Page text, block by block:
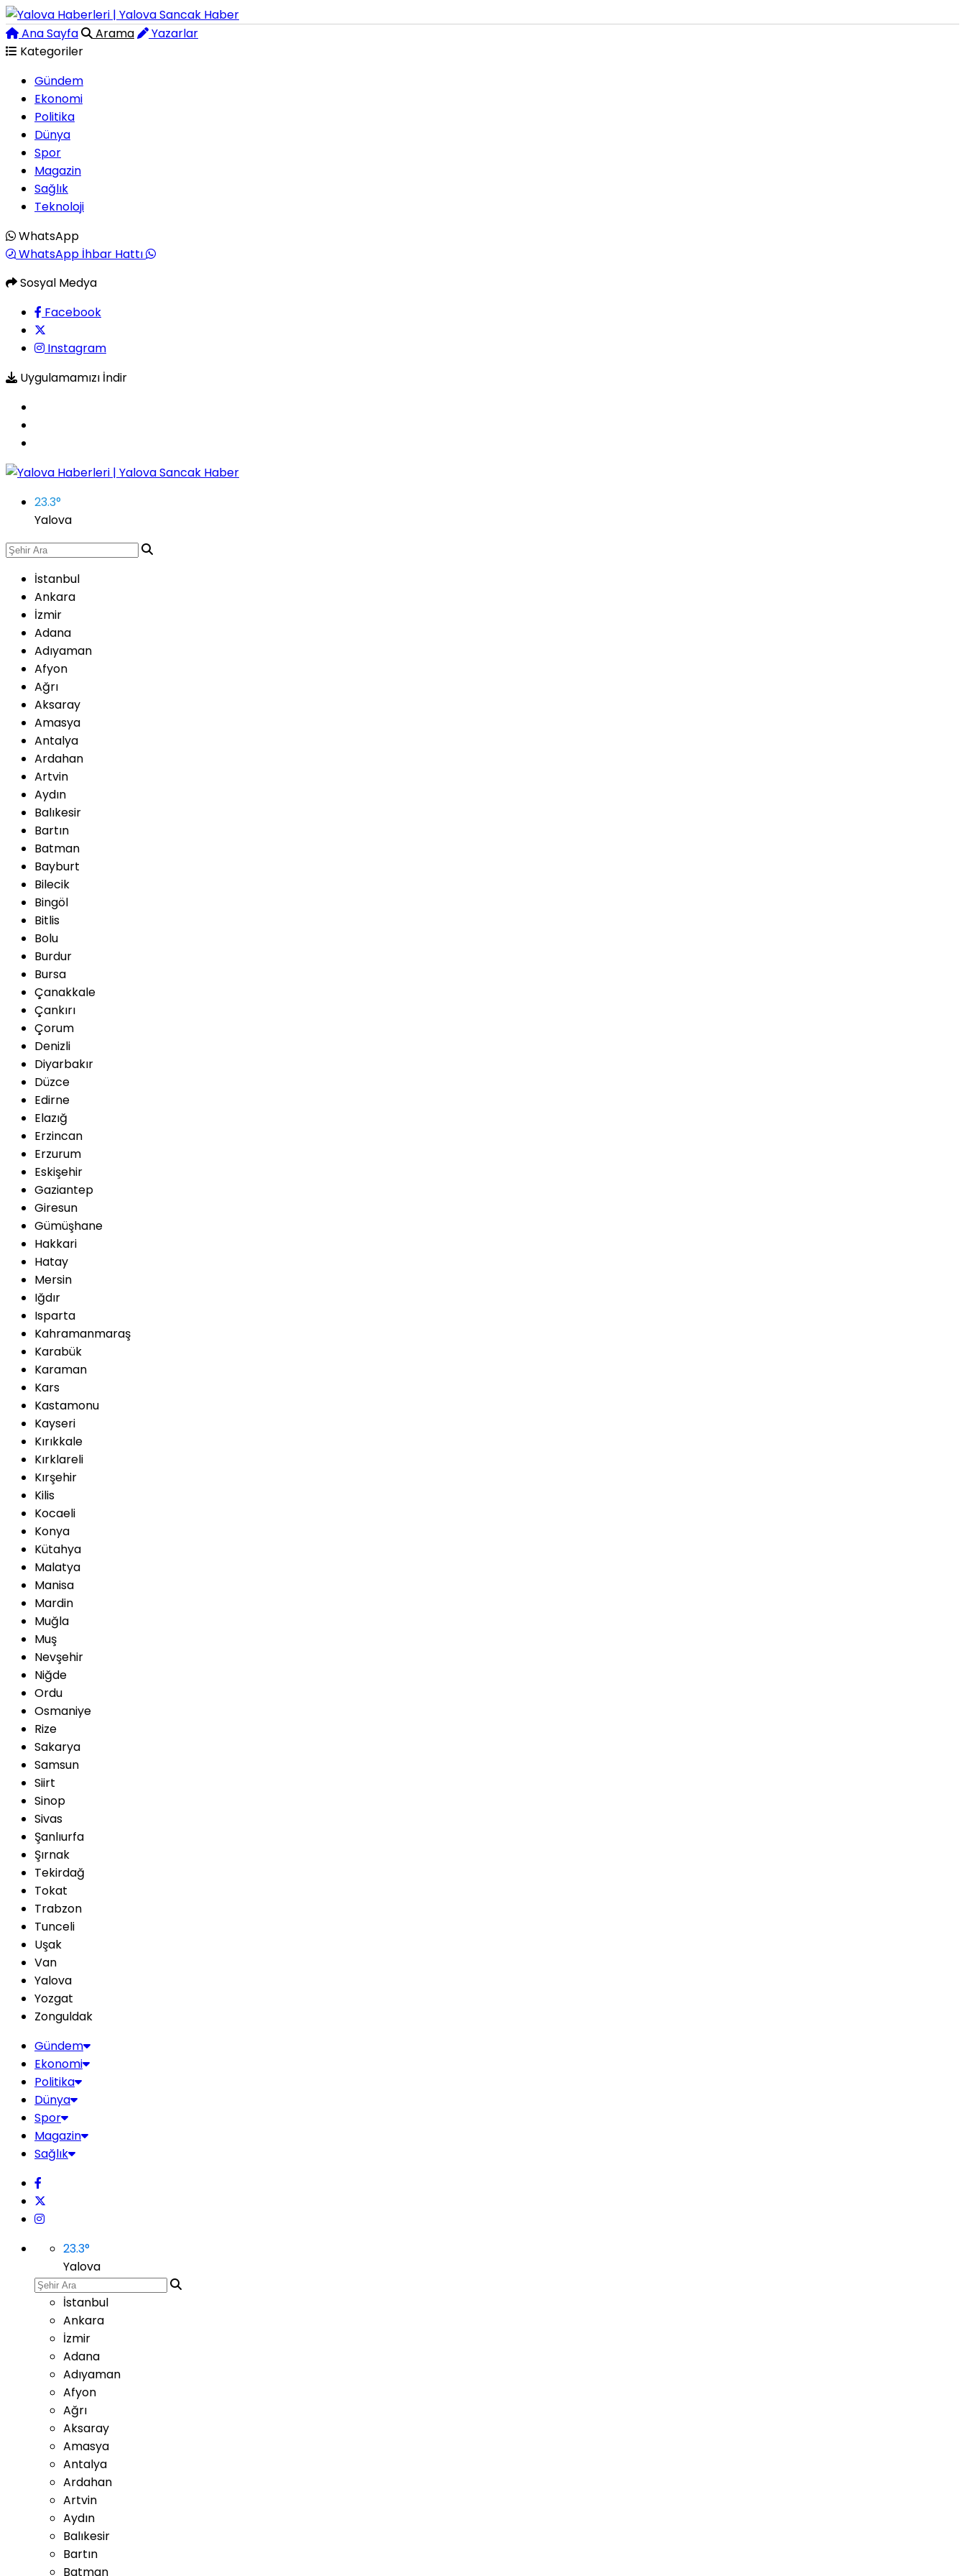
Ana Sayfa Arama
Yazarlar
Kategoriler
Gündem
Ekonomi
Politika
Dünya
Spor
Magazin
Sağlık
Teknoloji
WhatsApp
WhatsApp İhbar Hattı
Sosyal Medya
Facebook
Instagram
Uygulamamızı İndir
23.3°
Yalova
İstanbul
Ankara
İzmir
Adana
Adıyaman
Afyon
Ağrı
Aksaray
Amasya
Antalya
Ardahan
Artvin
Aydın
Balıkesir
Bartın
Batman
Bayburt
Bilecik
Bingöl
Bitlis
Bolu
Burdur
Bursa
Çanakkale
Çankırı
Çorum
Denizli
Diyarbakır
Düzce
Edirne
Elazığ
Erzincan
Erzurum
Eskişehir
Gaziantep
Giresun
Gümüşhane
Hakkari
Hatay
Mersin
Iğdır
Isparta
Kahramanmaraş
Karabük
Karaman
Kars
Kastamonu
Kayseri
Kırıkkale
Kırklareli
Kırşehir
Kilis
Kocaeli
Konya
Kütahya
Malatya
Manisa
Mardin
Muğla
Muş
Nevşehir
Niğde
Ordu
Osmaniye
Rize
Sakarya
Samsun
Siirt
Sinop
Sivas
Şanlıurfa
Şırnak
Tekirdağ
Tokat
Trabzon
Tunceli
Uşak
Van
Yalova
Yozgat
Zonguldak
Gündem
Ekonomi
Politika
Dünya
Spor
Magazin
Sağlık
23.3°
Yalova
İstanbul
Ankara
İzmir
Adana
Adıyaman
Afyon
Ağrı
Aksaray
Amasya
Antalya
Ardahan
Artvin
Aydın
Balıkesir
Bartın
Batman